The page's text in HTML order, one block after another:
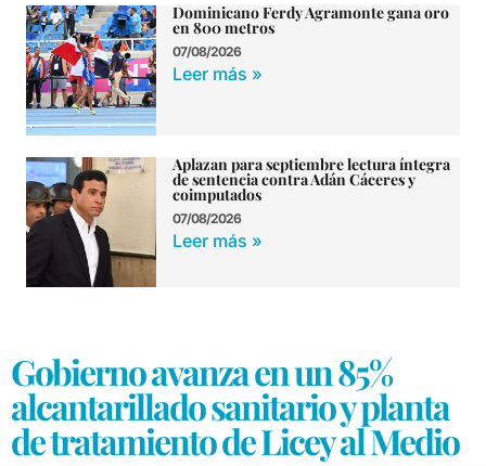
Dominicano Ferdy Agramonte gana oro
en 800 metros
07/08/2026
Leer más »
Aplazan para septiembre lectura íntegra
de sentencia contra Adán Cáceres y
coimputados
07/08/2026
Leer más »
Gobierno avanza en un 85%
alcantarillado sanitario y planta
de tratamiento de Licey al Medio